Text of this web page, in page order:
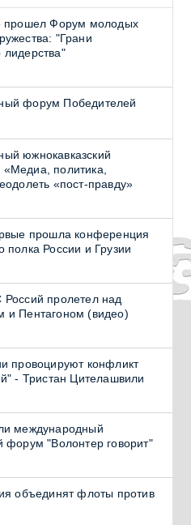
прошел Форум молодых
"Грани
форум Победителей
южнокавказский
политика,
«пост-правду»
прошла конференция
полка России и Грузии
пролетел над
и Пентагоном (видео)
провоцируют конфликт
- Тристан Цителашвили
международный
форум "Волонтер говорит"
объединят флоты против